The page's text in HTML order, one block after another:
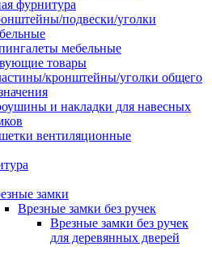
фурнитура
подвески/уголки
мебельные
товары
кронштейны/уголки общего
и накладки для навесных
вентиляционные
замки
Врезные замки без ручек
Врезные замки без ручек
для деревянных дверей